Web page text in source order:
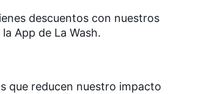
descuentos con nuestros
App de La Wash.
que reducen nuestro impacto